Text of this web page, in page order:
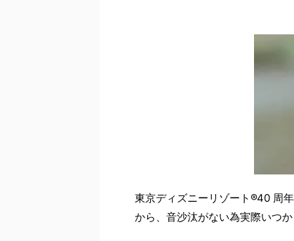
東京ディズニーリゾート®40 周
から、音沙汰がない為実際いつ